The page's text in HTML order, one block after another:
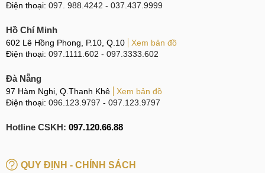
Điện thoại: 097. 988.4242 - 037.437.9999
Hồ Chí Minh
602 Lê Hồng Phong, P.10, Q.10
Xem bản đồ
Điện thoại: 097.1111.602 - 097.3333.602
Đà Nẵng
97 Hàm Nghi, Q.Thanh Khê
Xem bản đồ
Điện thoại: 096.123.9797 - 097.123.9797
Hotline CSKH: 097.120.66.88
QUY ĐỊNH - CHÍNH SÁCH